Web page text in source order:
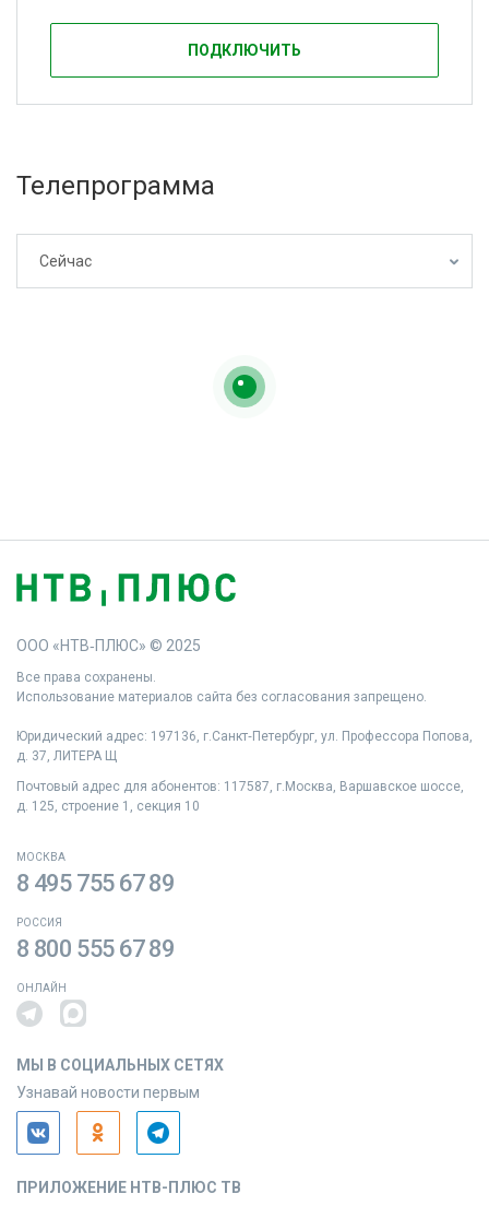
ПОДКЛЮЧИТЬ
Телепрограмма
Сейчас
ООО «НТВ‑ПЛЮС» © 2025
Все права сохранены.
Использование материалов сайта без согласования запрещено.
Юридический адрес: 197136, г.Санкт‑Петербург, ул. Профессора Попова,
д. 37, ЛИТЕРА Щ
Почтовый адрес для абонентов: 117587, г.Москва, Варшавское шоссе,
д. 125, строение 1, секция 10
МОСКВА
8 495 755 67 89
РОССИЯ
8 800 555 67 89
ОНЛАЙН
МЫ В СОЦИАЛЬНЫХ СЕТЯХ
Узнавай новости первым
ПРИЛОЖЕНИЕ НТВ-ПЛЮС ТВ